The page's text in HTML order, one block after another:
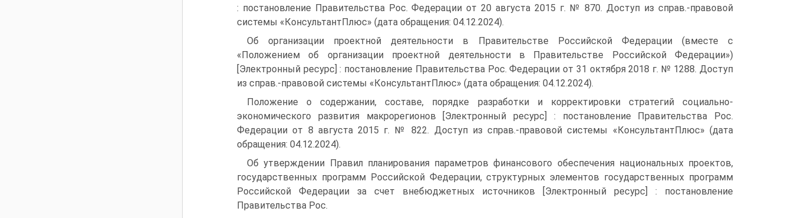
: постановление Пра­вительства Рос. Федерации от 20 августа 2015 г. № 870. Доступ из справ.-правовой
системы «КонсультантПлюс» (дата обращения: 04.12.2024).
Об организации проектной деятельности в Правительстве Рос­сийской Федерации (вместе с
«Положением об организации про­ектной деятельности в Правительстве Российской Федерации»)
[Электронный ресурс] : постановление Правительства Рос. Феде­рации от 31 октября 2018 г. № 1288. Доступ
из справ.-правовой системы «КонсультантПлюс» (дата обращения: 04.12.2024).
Положение о содержании, составе, порядке разработки и корректировки стратегий социально-
экономического разви­тия макрорегионов [Электронный ресурс] : постановление Пра­вительства Рос.
Федерации от 8 августа 2015 г. № 822. Доступ из справ.-правовой системы «КонсультантПлюс» (дата
обращения: 04.12.2024).
Об утверждении Правил планирования параметров финансово­го обеспечения национальных проектов,
государственных программ Российской Федерации, структурных элементов государственных программ
Российской Федерации за счет внебюджетных источников [Электронный ресурс] : постановление
Правительства Рос.